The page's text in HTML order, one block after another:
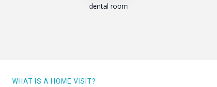
dental room
WHAT IS A HOME VISIT?